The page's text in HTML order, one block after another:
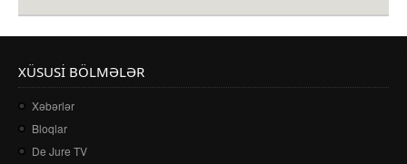
XÜSUSI BÖLMƏLƏR
Xəbərlər
Bloqlar
De Jure TV